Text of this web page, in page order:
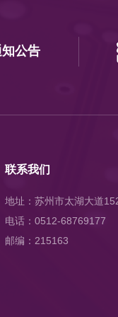
公告
联系我们
地址：苏州市太湖大道
电话：0512-68769177
邮编：215163